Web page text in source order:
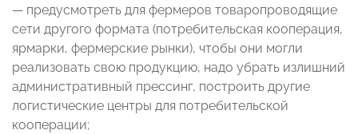
— предусмотреть для фермеров товаропроводящие
сети другого формата (потребительская кооперация,
ярмарки, фермерские рынки), чтобы они могли
реализовать свою продукцию, надо убрать излишний
административный прессинг, построить другие
логистические центры для потребительской
кооперации;